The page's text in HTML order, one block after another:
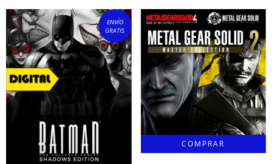
ENVÍO
GRATIS